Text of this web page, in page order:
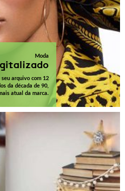
Moda
arquivo com 12
da década de 90,
atual da marca.